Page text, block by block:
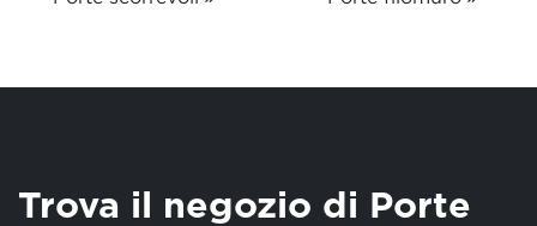
Trova il negozio di Porte